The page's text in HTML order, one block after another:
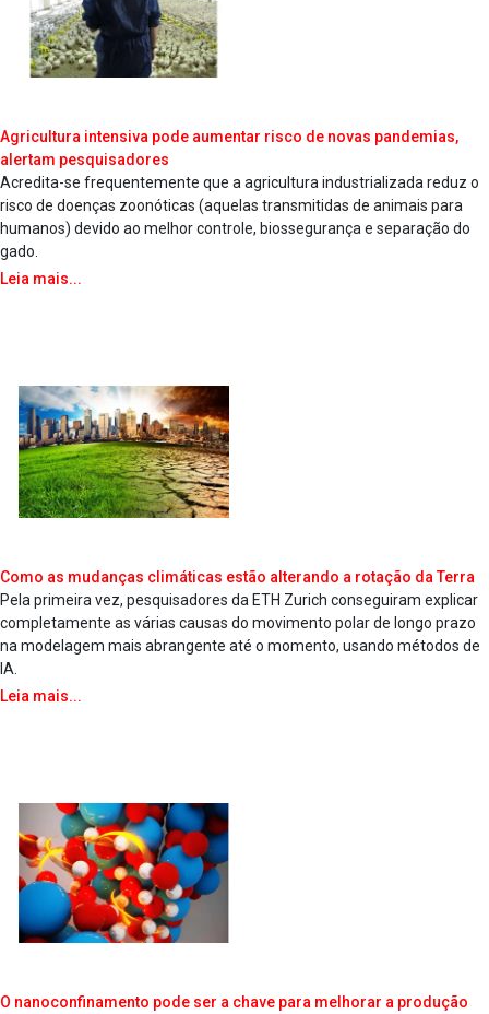
Agricultura intensiva pode aumentar risco de novas pandemias,
alertam pesquisadores
Acredita-se frequentemente que a agricultura industrializada reduz o
risco de doenças zoonóticas (aquelas transmitidas de animais para
humanos) devido ao melhor controle, biossegurança e separação do
gado.
Leia mais...
Como as mudanças climáticas estão alterando a rotação da Terra
Pela primeira vez, pesquisadores da ETH Zurich conseguiram explicar
completamente as várias causas do movimento polar de longo prazo
na modelagem mais abrangente até o momento, usando métodos de
IA.
Leia mais...
O nanoconfinamento pode ser a chave para melhorar a produção